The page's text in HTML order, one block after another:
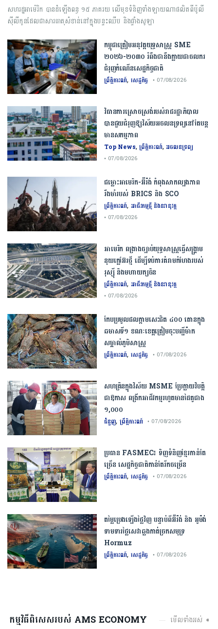
សហរដ្ឋអាម៉េរិក បានដំឡើងពន្ធ ១៥ ភាគរយ លើមុខទំនិញទាំងឡាយណាផលិតពីប៉ូលី
ស៊ីលីកូនដែលជាសារធាតុសំខាន់នៅក្នុងបន្ទះឈីប និងផ្ទាំងសូឡា
កម្ពុជា​ត្រៀមអនុវត្ត​យុទ្ធសាស្ត្រ​ ​SME​ ​
២០២៦​-​២០៣០​ រំពឹងថានឹងក្លាយ​ជា​ចលករ​
ជំរុញ​កំណើន​សេដ្ឋកិច្ច​ជាតិ​
ព្រឹត្តិការណ៍, សេដ្ឋកិច្ច • 07/08/2026
វិធានការស្រោចស្រង់របស់រាជរដ្ឋាភិបាល​
បាន​ជួយ​ជំរុញឱ្យវិស័យ​អចលនទ្រព្យនៅតែបន្ត​
មានសកម្មភាព
Top News,ព្រឹត្តិការណ៍, អចលនទ្រព្យ
• 07/08/2026
ជម្លោះ​អាមេរិក​-​អ៊ីរ៉ង់​ ​កំពុង​សាកល្បង​ភាព​
រឹងមាំ​របស់​ ​BRICS​ ​និង​ ​SCO​
ព្រឹត្តិការណ៍, អាជីវកម្មថ្មី និងនវានុវត្ត
• 07/08/2026
​អាមេរិក​ ពង្រាងច្បាប់​យុទ្ធសាស្ត្រ​ធ្វើ​សង្គ្រាម​
នុយក្លេអ៊ែរ​ថ្មី ដើម្បីទប់ការគំរាមកំហែងរបស់​
រុស្ស៊ី និងមហាយក្សចិន
ព្រឹត្តិការណ៍, អាជីវកម្មថ្មី និងនវានុវត្ត
• 07/08/2026
កែប​ប្រមូល​ផល​ក្តាម​សេះ​ជិត​ ​៤០០ ​តោន​ក្នុង​
ឆមាស​ទី​១​ ​ខណៈ​ខេត្ត​ត្រៀម​ចុះបញ្ជី​ម៉ាក​
សម្គាល់​ភូមិសាស្ត្រ​
ព្រឹត្តិការណ៍, សេដ្ឋកិច្ច • 07/08/2026
សហគ្រិនក្នុងវិស័យ MSME ប្រែក្លាយវិបត្តិ
ជាឱកាស ពង្រីកអាជីវកម្មរហូតមានដៃគូជាង
១,០០០
ជំនួញ,ព្រឹត្តិការណ៍ • 07/08/2026
ប្រធាន​​ ​FASMEC​៖​ ​ទិញ​ទំនិញ​ខ្មែរ​កាន់តែ​
ច្រើន​ ​សេដ្ឋកិច្ច​ជាតិ​កាន់តែ​រីកចម្រើន​
ព្រឹត្តិការណ៍, សេដ្ឋកិច្ច • 07/08/2026
តម្លៃប្រេងឡើងថ្លៃវិញ បន្ទាប់ពីអ៊ីរ៉ង់ និង អូម៉ង់
ទាមទារថ្លៃសេវាឆ្លងកាត់ច្រកសមុទ្រ
Hormuz
ព្រឹត្តិការណ៍, សេដ្ឋកិច្ច • 07/08/2026
កម្មវិធីពិសេសរបស់ AMS ECONOMY មើលទាំងអស់ ➧